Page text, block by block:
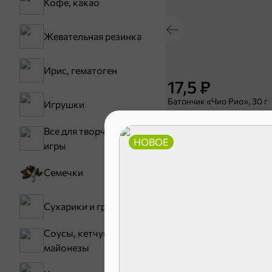
НОВОЕ
Жевательная резинка
Ирис, гематоген
Игрушки
Все для творчества,
игры
Семечки
Сухарики и гренки
Соусы, кетчупы,
майонезы
17,5 ₽
Батончик «Чио Рио», 30 г
В корзину